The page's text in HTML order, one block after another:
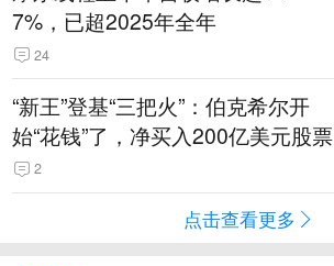
7%，已超2025年全年
24
“新王”登基“三把火”：伯克希尔开
始“花钱”了，净买入200亿美元股票
2
点击查看更多